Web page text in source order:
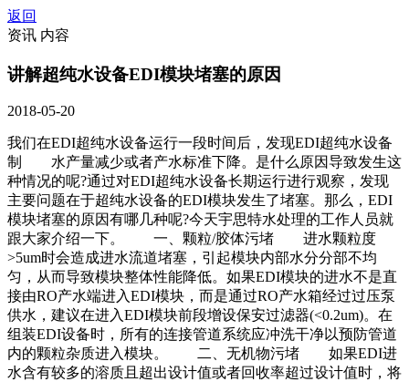
返回
资讯 内容
讲解超纯水设备EDI模块堵塞的原因
2018-05-20
我们在EDI超纯水设备运行一段时间后，发现EDI超纯水设备
制 水产量减少或者产水标准下降。是什么原因导致发生这
种情况的呢?通过对EDI超纯水设备长期运行进行观察，发现
主要问题在于超纯水设备的EDI模块发生了堵塞。那么，EDI
模块堵塞的原因有哪几种呢?今天宇思特水处理的工作人员就
跟大家介绍一下。 一、颗粒/胶体污堵 进水颗粒度
>5um时会造成进水流道堵塞，引起模块内部水分分部不均
匀，从而导致模块整体性能降低。如果EDI模块的进水不是直
接由RO产水端进入EDI模块，而是通过RO产水箱经过过压泵
供水，建议在进入EDI模块前段增设保安过滤器(<0.2um)。在
组装EDI设备时，所有的连接管道系统应冲洗干净以预防管道
内的颗粒杂质进入模块。 二、无机物污堵 如果EDI进
水含有较多的溶质且超出设计值或者回收率超过设计值时，将